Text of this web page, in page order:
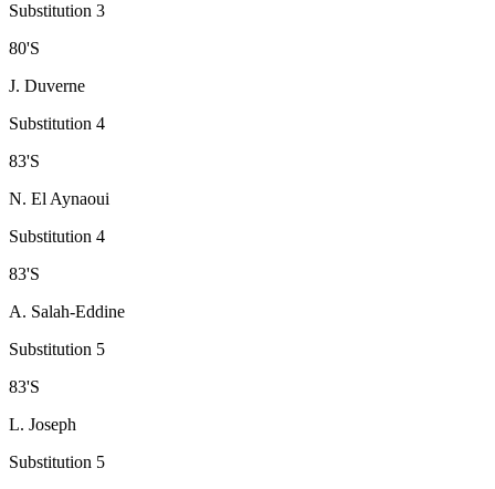
Substitution 3
80'S
J. Duverne
Substitution 4
83'S
N. El Aynaoui
Substitution 4
83'S
A. Salah-Eddine
Substitution 5
83'S
L. Joseph
Substitution 5